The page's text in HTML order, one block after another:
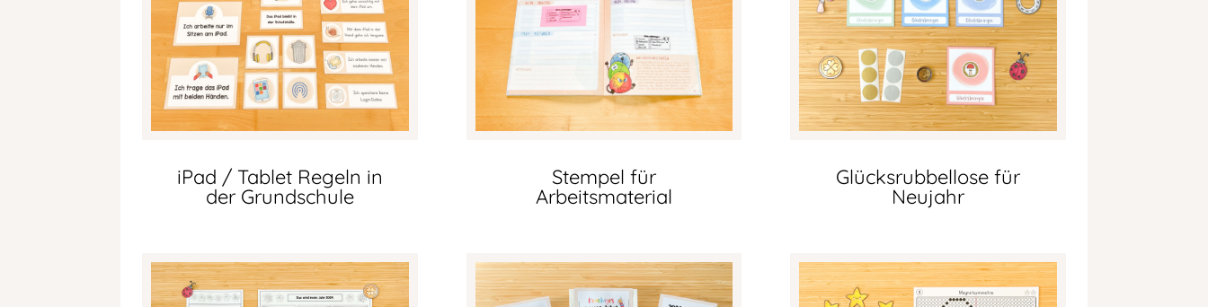
iPad / Tablet Regeln in
der Grundschule
Stempel für
Arbeitsmaterial
Glücksrubbellose für
Neujahr